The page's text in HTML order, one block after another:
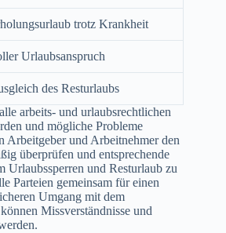
trotz Krankheit
Urlaubsanspruch
des Resturlaubs
arbeits- und urlaubsrechtlichen
und mögliche Probleme
Arbeitgeber und Arbeitnehmer den
überprüfen und entsprechende
Urlaubssperren und Resturlaub zu
Parteien gemeinsam für einen
Umgang mit dem
Missverständnisse und